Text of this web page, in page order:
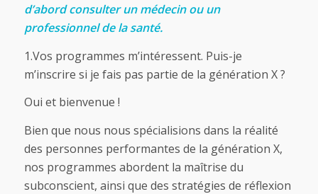
d’abord consulter un médecin ou un
professionnel de la santé.
1.Vos programmes m’intéressent. Puis-je
m’inscrire si je fais pas partie de la génération X ?
Oui et bienvenue !
Bien que nous nous spécialisions dans la réalité
des personnes performantes de la génération X,
nos programmes abordent la maîtrise du
subconscient, ainsi que des stratégies de réflexion